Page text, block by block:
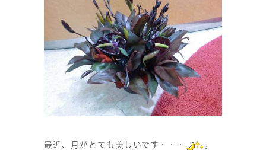
最近、月がとても美しいです・・・ 。